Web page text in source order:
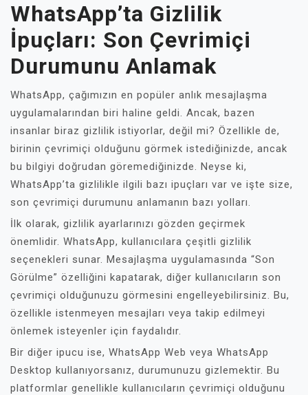
WhatsApp’ta Gizlilik
İpuçları: Son Çevrimiçi
Durumunu Anlamak
WhatsApp, çağımızın en popüler anlık mesajlaşma
uygulamalarından biri haline geldi. Ancak, bazen
insanlar biraz gizlilik istiyorlar, değil mi? Özellikle de,
birinin çevrimiçi olduğunu görmek istediğinizde, ancak
bu bilgiyi doğrudan göremediğinizde. Neyse ki,
WhatsApp’ta gizlilikle ilgili bazı ipuçları var ve işte size,
son çevrimiçi durumunu anlamanın bazı yolları.
İlk olarak, gizlilik ayarlarınızı gözden geçirmek
önemlidir. WhatsApp, kullanıcılara çeşitli gizlilik
seçenekleri sunar. Mesajlaşma uygulamasında “Son
Görülme” özelliğini kapatarak, diğer kullanıcıların son
çevrimiçi olduğunuzu görmesini engelleyebilirsiniz. Bu,
özellikle istenmeyen mesajları veya takip edilmeyi
önlemek isteyenler için faydalıdır.
Bir diğer ipucu ise, WhatsApp Web veya WhatsApp
Desktop kullanıyorsanız, durumunuzu gizlemektir. Bu
platformlar genellikle kullanıcıların çevrimiçi olduğunu